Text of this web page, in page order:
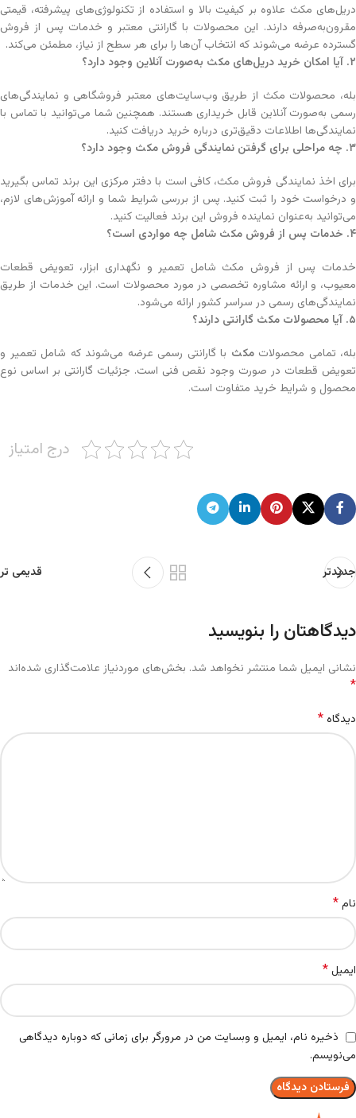
دریل‌های مکث علاوه بر کیفیت بالا و استفاده از تکنولوژی‌های پیشرفته، قیمتی
مقرون‌به‌صرفه دارند. این محصولات با گارانتی معتبر و خدمات پس از فروش
گسترده عرضه می‌شوند که انتخاب آن‌ها را برای هر سطح از نیاز، مطمئن می‌کند.
۲. آیا امکان خرید دریل‌های مکث به‌صورت آنلاین وجود دارد؟
بله، محصولات مکث از طریق وب‌سایت‌های معتبر فروشگاهی و نمایندگی‌های
رسمی به‌صورت آنلاین قابل خریداری هستند. همچنین شما می‌توانید با تماس با
نمایندگی‌ها اطلاعات دقیق‌تری درباره خرید دریافت کنید.
۳. چه مراحلی برای گرفتن نمایندگی فروش مکث وجود دارد؟
برای اخذ نمایندگی فروش مکث، کافی است با دفتر مرکزی این برند تماس بگیرید
و درخواست خود را ثبت کنید. پس از بررسی شرایط شما و ارائه آموزش‌های لازم،
می‌توانید به‌عنوان نماینده فروش این برند فعالیت کنید.
۴. خدمات پس از فروش مکث شامل چه مواردی است؟
خدمات پس از فروش مکث شامل تعمیر و نگهداری ابزار، تعویض قطعات
معیوب، و ارائه مشاوره تخصصی در مورد محصولات است. این خدمات از طریق
نمایندگی‌های رسمی در سراسر کشور ارائه می‌شود.
۵. آیا محصولات مکث گارانتی دارند؟
بله، تمامی محصولاتمکث با گارانتی رسمی عرضه می‌شوند که شامل تعمیر و
تعویض قطعات در صورت وجود نقص فنی است. جزئیات گارانتی بر اساس نوع
محصول و شرایط خرید متفاوت است.
درج امتیاز
جدیدتر قدیمی تر
دیدگاهتان را بنویسید
نشانی ایمیل شما منتشر نخواهد شد. بخش‌های موردنیاز علامت‌گذاری شده‌اند
*
دیدگاه*
نام*
ایمیل*
ذخیره نام، ایمیل و وبسایت من در مرورگر برای زمانی که دوباره دیدگاهی
می‌نویسم.